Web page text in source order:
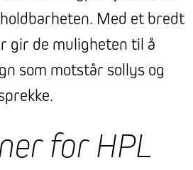
Med et bredt
gir de muligheten til å
som motstår sollys og
for HPL